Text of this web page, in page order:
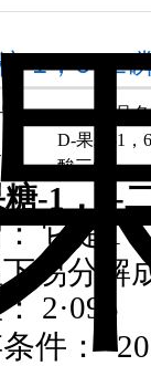
-1，6-二
产品
D-果糖-1，
酸三钠
-1，6-
它是1
易分解
2·095
件：-